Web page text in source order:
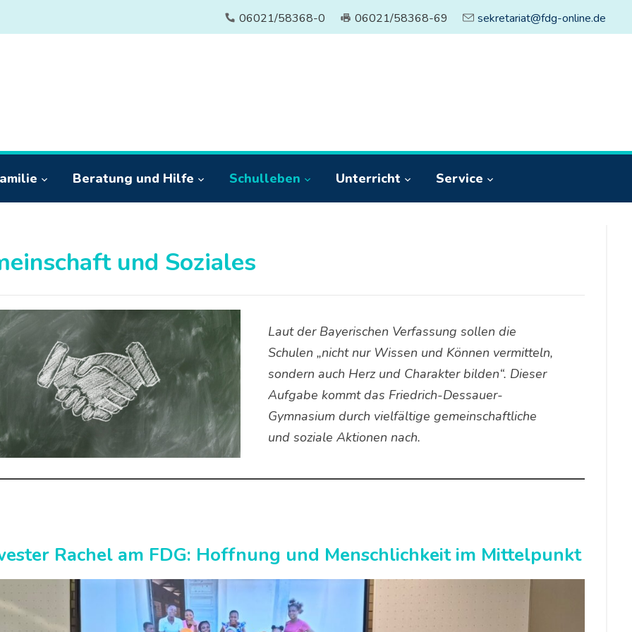
06021/58368-0 06021/58368-69 sekretariat@fdg-online.de
Beratung und Hilfe Schulleben Unterricht Service
und Soziales
Laut der Bayerischen Verfassung sollen die
Schulen „nicht nur Wissen und Können vermitteln,
sondern auch Herz und Charakter bilden“. Dieser
Aufgabe kommt das Friedrich-Dessauer-
Gymnasium durch vielfältige gemeinschaftliche
und soziale Aktionen nach.
Rachel am FDG: Hoffnung und Menschlichkeit im Mittelpunkt